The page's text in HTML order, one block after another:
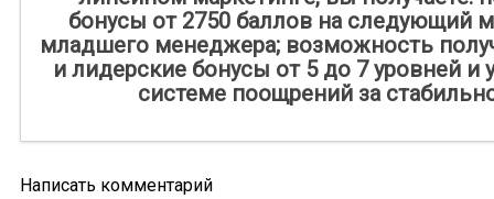
бонусы от 2750 баллов на следующий
младшего менеджера; возможность
и лидерские бонусы ‪от 5 до 7‬ уровней и
системе поощрений за
Написать комментарий